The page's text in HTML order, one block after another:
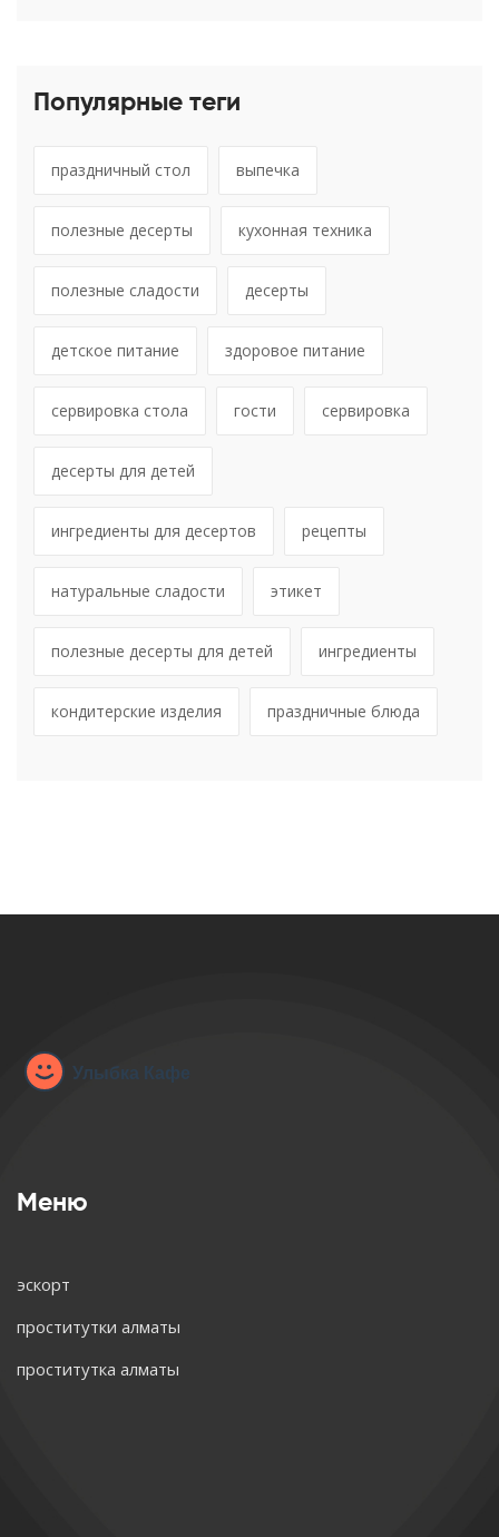
Популярные теги
праздничный стол выпечка
полезные десерты кухонная техника
полезные сладости десерты
детское питание здоровое питание
сервировка стола гости сервировка
десерты для детей
ингредиенты для десертов рецепты
натуральные сладости этикет
полезные десерты для детей ингредиенты
кондитерские изделия праздничные блюда
Меню
эскорт
проститутки алматы
проститутка алматы